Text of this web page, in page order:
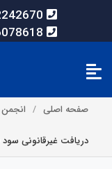
صفحه اصلی
دریافت غیرقانونی